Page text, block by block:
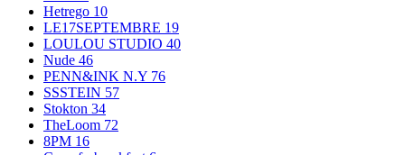
Hetrego 10
LE17SEPTEMBRE 19
LOULOU STUDIO 40
Nude 46
PENN&INK N.Y 76
SSSTEIN 57
Stokton 34
TheLoom 72
8PM 16